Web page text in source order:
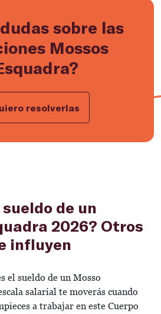
sobre las
Mossos
resolverlas
de un
2026? Otros
influyen
el sueldo de un Mosso
salarial te moverás cuando
a trabajar en este Cuerpo